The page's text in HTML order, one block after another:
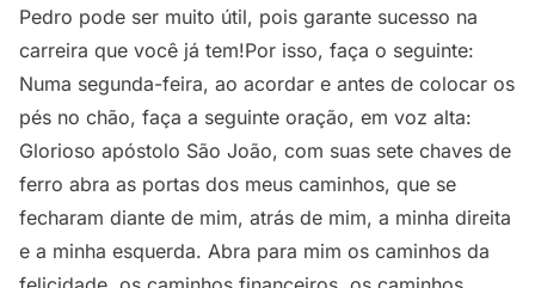
Pedro pode ser muito útil, pois garante sucesso na
carreira que você já tem!Por isso, faça o seguinte:
Numa segunda-feira, ao acordar e antes de colocar os
pés no chão, faça a seguinte oração, em voz alta:
Glorioso apóstolo São João, com suas sete chaves de
ferro abra as portas dos meus caminhos, que se
fecharam diante de mim, atrás de mim, a minha direita
e a minha esquerda. Abra para mim os caminhos da